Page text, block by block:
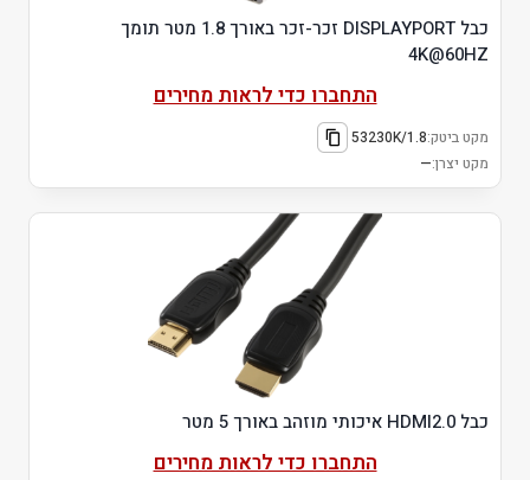
כבל DISPLAYPORT זכר-זכר באורך 1.8 מטר תומך
4K@60HZ
התחברו כדי לראות מחירים
מקט ביטק:53230K/1.8
מקט יצרן:—
כבל HDMI2.0 איכותי מוזהב באורך 5 מטר
התחברו כדי לראות מחירים